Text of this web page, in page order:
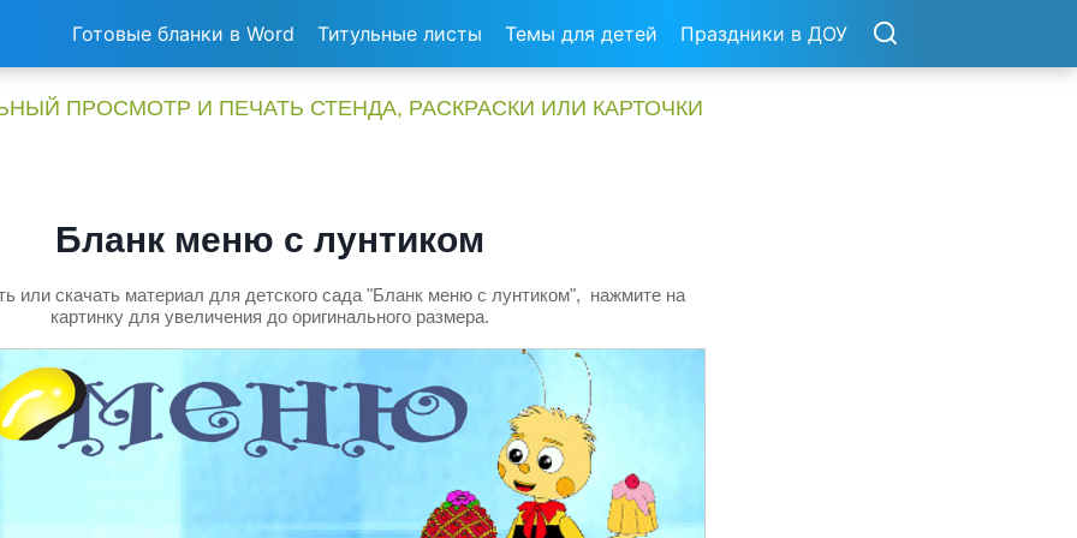
Готовые бланки в Word Титульные листы Темы для детей Праздники в ДОУ
ПРОСМОТР И ПЕЧАТЬ СТЕНДА, РАСКРАСКИ ИЛИ КАРТОЧКИ
Бланк меню с лунтиком
или скачать материал для детского сада "Бланк меню с лунтиком", нажмите на
картинку для увеличения до оригинального размера.